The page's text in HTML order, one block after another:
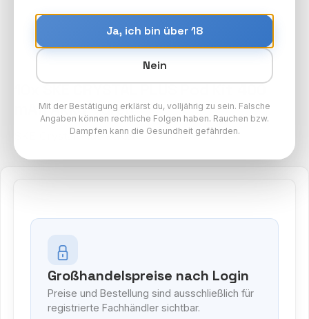
10x SKE CRYSTAL PLUS Pod Kit 400
mAh Akku - Grey
SKE Crystal Plus Paket
Großhandelspreise nach Login
Preise und Bestellung sind ausschließlich für
registrierte Fachhändler sichtbar.
Ja, ich bin über 18
Nein
Mit der Bestätigung erklärst du, volljährig zu sein. Falsche
Angaben können rechtliche Folgen haben. Rauchen bzw.
Dampfen kann die Gesundheit gefährden.